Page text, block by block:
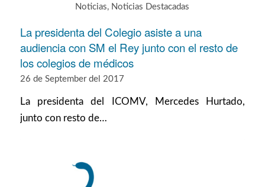
Noticias, Noticias Destacadas
La presidenta del Colegio asiste a una
audiencia con SM el Rey junto con el resto de
los colegios de médicos
26 de September del 2017
La presidenta del ICOMV, Mercedes Hurtado,
junto con resto de…